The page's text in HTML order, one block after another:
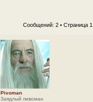
Сообщений: 2 • Страница 1
Pivoman
Заядлый пивоман